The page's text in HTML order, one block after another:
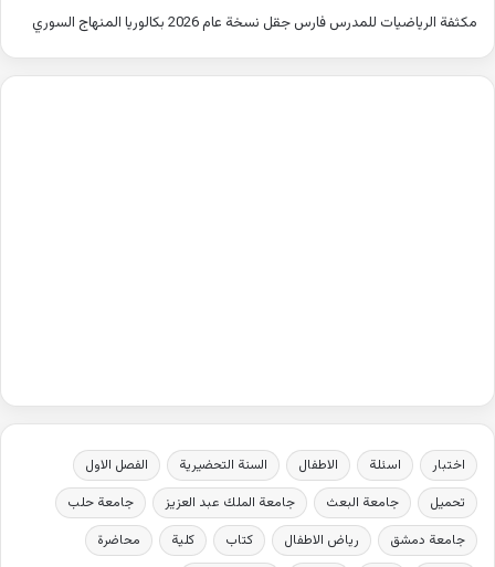
مكثفة الرياضيات للمدرس فارس جقل نسخة عام 2026 بكالوريا المنهاج السوري
اختبار اسئلة الاطفال السنة التحضيرية
الفصل الاول
تحميل
جامعة البعث جامعة الملك عبد العزيز
جامعة حلب
جامعة دمشق
رياض الاطفال كتاب كلية
محاضرة